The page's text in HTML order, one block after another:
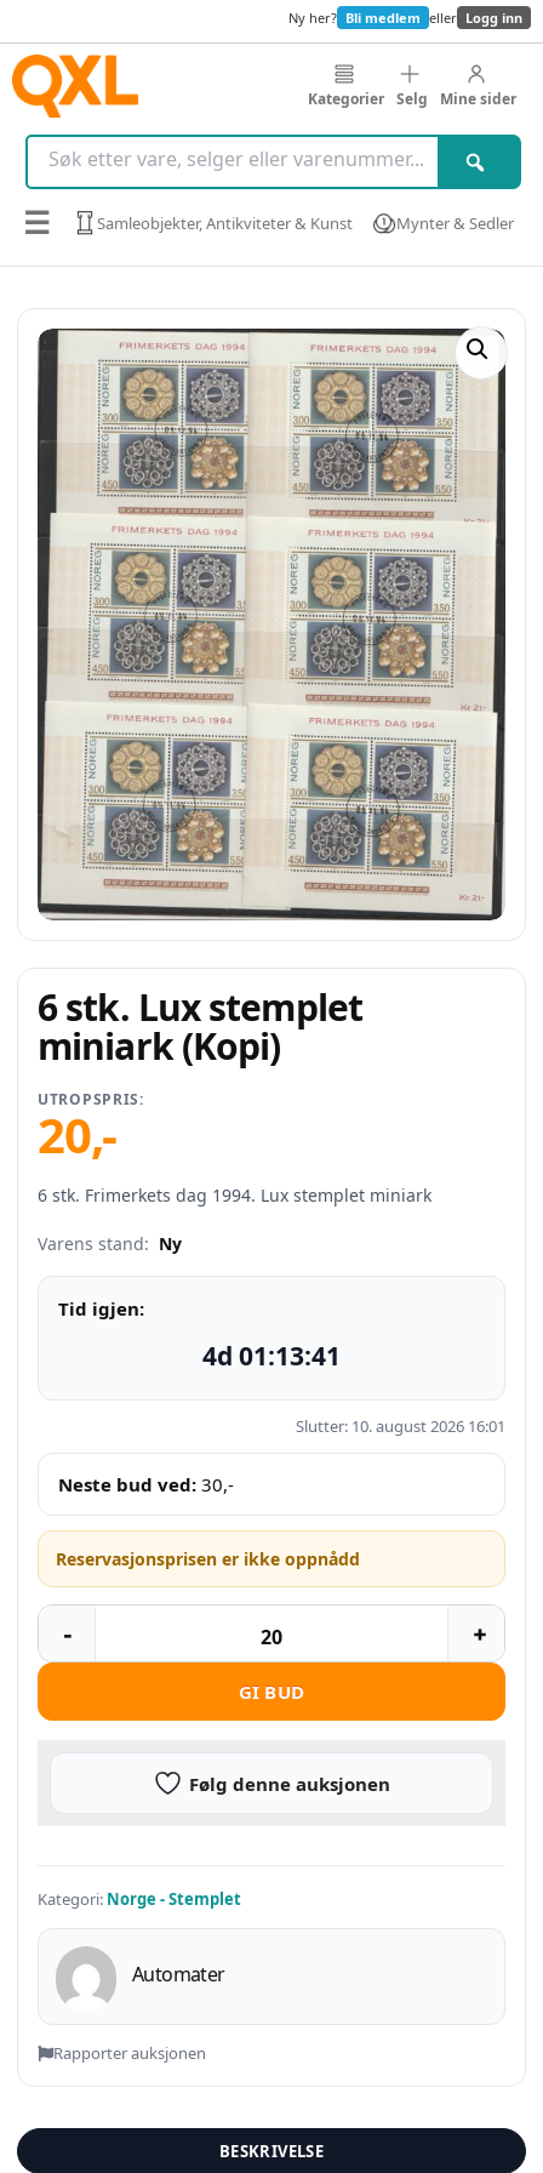
Ny her? Bli medlem eller Logg inn
Kategorier Selg Mine sider
☰ Samleobjekter, Antikviteter & Kunst Mynter & Sedler
6 stk. Lux stemplet
miniark (Kopi)
UTROPSPRIS:
20,-
6 stk. Frimerkets dag 1994. Lux stemplet miniark
Varens stand: Ny
Tid igjen:
4d 01:13:40
Slutter: 10. august 2026 16:01
Neste bud ved: 30,-
Reservasjonsprisen er ikke oppnådd
GI BUD
Følg denne auksjonen
Kategori: Norge - Stemplet
Automater
Rapporter auksjonen
BESKRIVELSE